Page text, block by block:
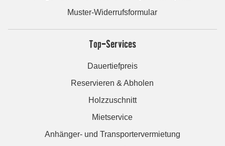
Muster-Widerrufsformular
Top-Services
Dauertiefpreis
Reservieren & Abholen
Holzzuschnitt
Mietservice
Anhänger- und Transportervermietung